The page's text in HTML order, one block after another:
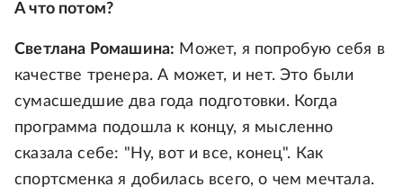
А что потом?
Светлана Ромашина: Может, я попробую себя в
качестве тренера. А может, и нет. Это были
сумасшедшие два года подготовки. Когда
программа подошла к концу, я мысленно
сказала себе: "Ну, вот и все, конец". Как
спортсменка я добилась всего, о чем мечтала.